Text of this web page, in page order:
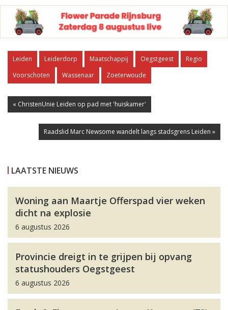
Leiden Leiderdorp Maatschappij Oegstgeest
Regio
Voorschoten
Wassenaar Zoeterwoude
« ChristenUnie Leiden op pad met 'huiskamer'
Raadslid Marc Newsome wandelt langs stadsgrens Leiden »
LAATSTE NIEUWS
Woning aan Maartje Offerspad vier weken
dicht na explosie
6 augustus 2026
Provincie dreigt in te grijpen bij opvang
statushouders Oegstgeest
6 augustus 2026